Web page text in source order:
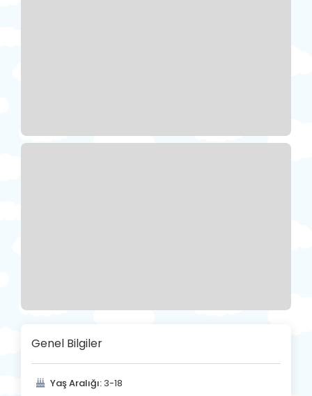
Genel Bilgiler
Yaş Aralığı: 3-18